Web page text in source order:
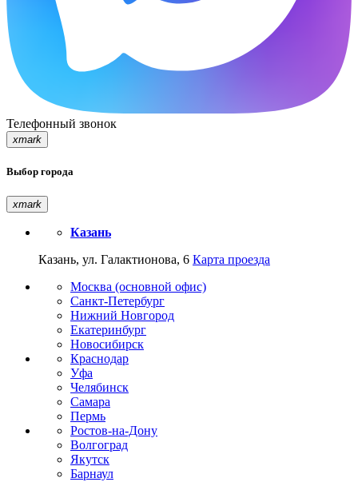
Телефонный звонок
xmark
Выбор города
xmark
Казань
Казань, ул. Галактионова, 6 Карта проезда
Москва (основной офис)
Санкт-Петербург
Нижний Новгород
Екатеринбург
Новосибирск
Краснодар
Уфа
Челябинск
Самара
Пермь
Ростов-на-Дону
Волгоград
Якутск
Барнаул